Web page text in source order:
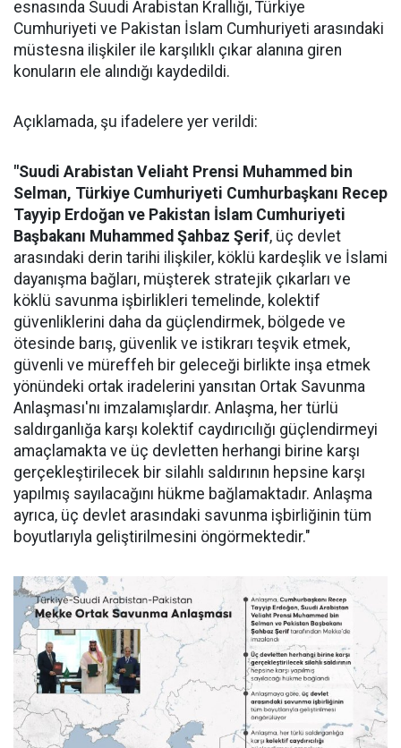
esnasında Suudi Arabistan Krallığı, Türkiye
Cumhuriyeti ve Pakistan İslam Cumhuriyeti arasındaki
müstesna ilişkiler ile karşılıklı çıkar alanına giren
konuların ele alındığı kaydedildi.
Açıklamada, şu ifadelere yer verildi:
"Suudi Arabistan Veliaht Prensi Muhammed bin
Selman, Türkiye Cumhuriyeti Cumhurbaşkanı Recep
Tayyip Erdoğan ve Pakistan İslam Cumhuriyeti
Başbakanı Muhammed Şahbaz Şerif, üç devlet
arasındaki derin tarihi ilişkiler, köklü kardeşlik ve İslami
dayanışma bağları, müşterek stratejik çıkarları ve
köklü savunma işbirlikleri temelinde, kolektif
güvenliklerini daha da güçlendirmek, bölgede ve
ötesinde barış, güvenlik ve istikrarı teşvik etmek,
güvenli ve müreffeh bir geleceği birlikte inşa etmek
yönündeki ortak iradelerini yansıtan Ortak Savunma
Anlaşması'nı imzalamışlardır. Anlaşma, her türlü
saldırganlığa karşı kolektif caydırıcılığı güçlendirmeyi
amaçlamakta ve üç devletten herhangi birine karşı
gerçekleştirilecek bir silahlı saldırının hepsine karşı
yapılmış sayılacağını hükme bağlamaktadır. Anlaşma
ayrıca, üç devlet arasındaki savunma işbirliğinin tüm
boyutlarıyla geliştirilmesini öngörmektedir."